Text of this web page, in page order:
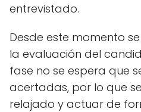
entrevistado.
Desde este momento
la evaluación del
fase no se espera que
acertadas, por lo que
relajado y actuar de